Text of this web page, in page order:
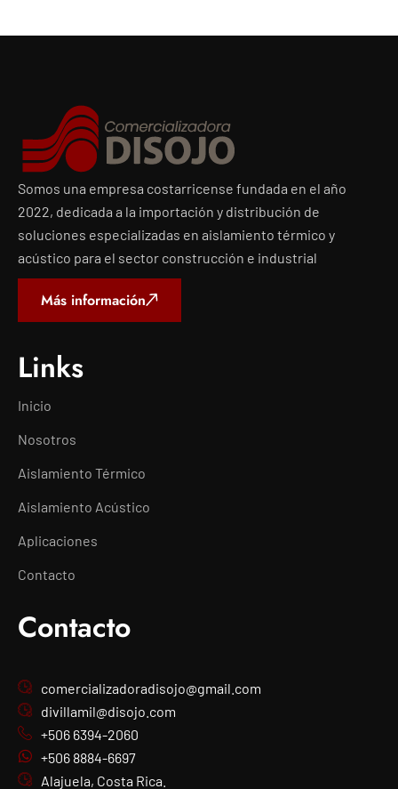
Somos una empresa costarricense fundada en el año
2022, dedicada a la importación y distribución de
soluciones especializadas en aislamiento térmico y
acústico para el sector construcción e industrial
Más información
Links
Inicio
Nosotros
Aislamiento Térmico
Aislamiento Acústico
Aplicaciones
Contacto
Contacto
comercializadoradisojo@gmail.com
divillamil@disojo.com
+506 6394-2060
+506 8884-6697
Alajuela, Costa Rica.